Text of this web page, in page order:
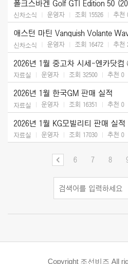
폴크스바겐 Golf GTI Edition 50
신차소식 운영자 조회 15526 추천
신차소식 운영자 조회 16472 추천
2026년 1월 중고차 시세-엔카닷컴
자료실 운영자 조회 32500 추천 0
2026년 1월 한국GM 판매 실적
자료실 운영자 조회 16351 추천 0
2026년 1월 KG모빌리티 판매 실적
자료실 운영자 조회 17030 추천 0
6 7 8
Copyright 조선비즈 All